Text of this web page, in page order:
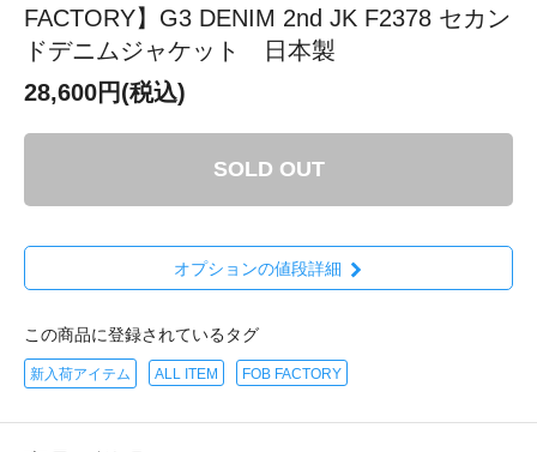
FACTORY】G3 DENIM 2nd JK F2378 セカン
ドデニムジャケット 日本製
28,600円(税込)
SOLD OUT
オプションの値段詳細
この商品に登録されているタグ
新入荷アイテム ALL ITEM FOB FACTORY